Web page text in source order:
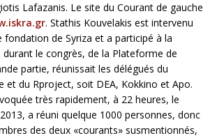
Lafazanis. Le site du Courant de gauche
. Stathis Kouvelakis est intervenu
fondation de Syriza et a participé à la
le congrès, de la Plateforme de
partie, réunissait les délégués du
et du Rproject, soit DEA, Kokkino et Apo.
très rapidement, à 22 heures, le
a réuni quelque 1000 personnes, donc
des deux «courants» susmentionnés,